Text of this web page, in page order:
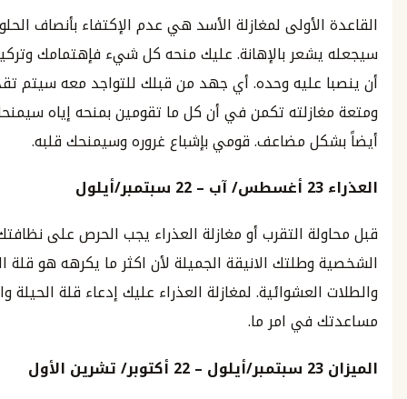
لمغازلة الأسد هي عدم الإكتفاء بأنصاف الحلول لان ذلك
بالإهانة. عليك منحه كل شيء فإهتمامك وتركيزك يجب
عليه وحده. أي جهد من قبلك للتواجد معه سيتم تقديره
تكمن في أن كل ما تقومين بمنحه إياه سيمنحك هو إياه
مضاعف. قومي بإشباع غروره وسيمنحك قلبه.
أغسطس/آب–
22سبتمبر /أيلول
التقرب أو مغازلة العذراء يجب الحرص على نظافتك
الانيقة الجميلة لأن اكثر ما يكرهه هو قلة النظافة
لمغازلة العذراء عليك إدعاء قلة الحيلة والطلب منه
في امر ما.
سبتمبر/أيلول–
22أكتوبر/ تشرين الأول